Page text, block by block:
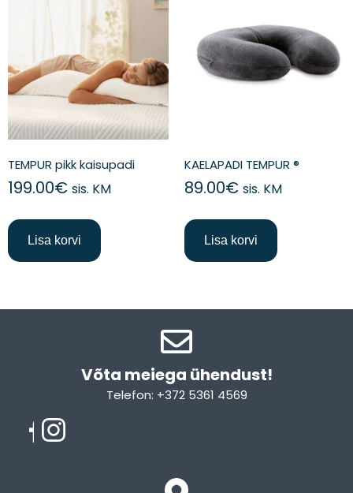
TEMPUR pikk kaisupadi
199.00€ sis. KM
Lisa korvi
KAELAPADI TEMPUR ®
89.00€ sis. KM
Lisa korvi
Võta meiega ühendust!​
Telefon: +372 5361 4569